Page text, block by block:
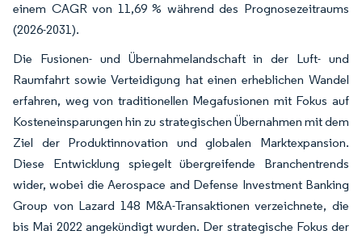
einem CAGR von 11,69 % während des Prognosezeitraums
(2026-2031).
Die Fusionen- und Übernahmelandschaft in der Luft- und
Raumfahrt sowie Verteidigung hat einen erheblichen Wandel
erfahren, weg von traditionellen Megafusionen mit Fokus auf
Kosteneinsparungen hin zu strategischen Übernahmen mit dem
Ziel der Produktinnovation und globalen Marktexpansion.
Diese Entwicklung spiegelt übergreifende Branchentrends
wider, wobei die Aerospace and Defense Investment Banking
Group von Lazard 148 M&A-Transaktionen verzeichnete, die
bis Mai 2022 angekündigt wurden. Der strategische Fokus der